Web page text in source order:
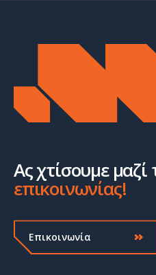
Ας χτίσουμε μαζί
επικοινωνίας!
Επικοινωνία